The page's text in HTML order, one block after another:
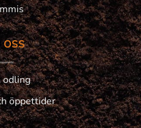
OSS
odling
öppettider